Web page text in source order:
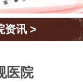
资讯 >
医院